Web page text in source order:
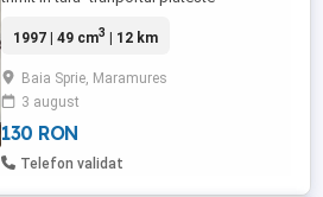
130-60-13-25 lei b ,,Raspund numai la Ms,,,
1997 | 49 cm3 | 12 km
Baia Sprie, Maramures
3 august
130 RON
Telefon validat